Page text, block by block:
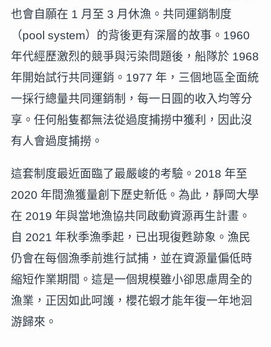
也會自願在 1 月至 3 月休漁。共同運銷制度
（pool system）的背後更有深層的故事。1960
年代經歷激烈的競爭與污染問題後，船隊於 1968
年開始試行共同運銷。1977 年，三個地區全面統
一採行總量共同運銷制，每一日圓的收入均等分
享。任何船隻都無法從過度捕撈中獲利，因此沒
有人會過度捕撈。
這套制度最近面臨了最嚴峻的考驗。2018 年至
2020 年間漁獲量創下歷史新低。為此，靜岡大學
在 2019 年與當地漁協共同啟動資源再生計畫。
自 2021 年秋季漁季起，已出現復甦跡象。漁民
仍會在每個漁季前進行試捕，並在資源量偏低時
縮短作業期間。這是一個規模雖小卻思慮周全的
漁業，正因如此呵護，櫻花蝦才能年復一年地洄
游歸來。